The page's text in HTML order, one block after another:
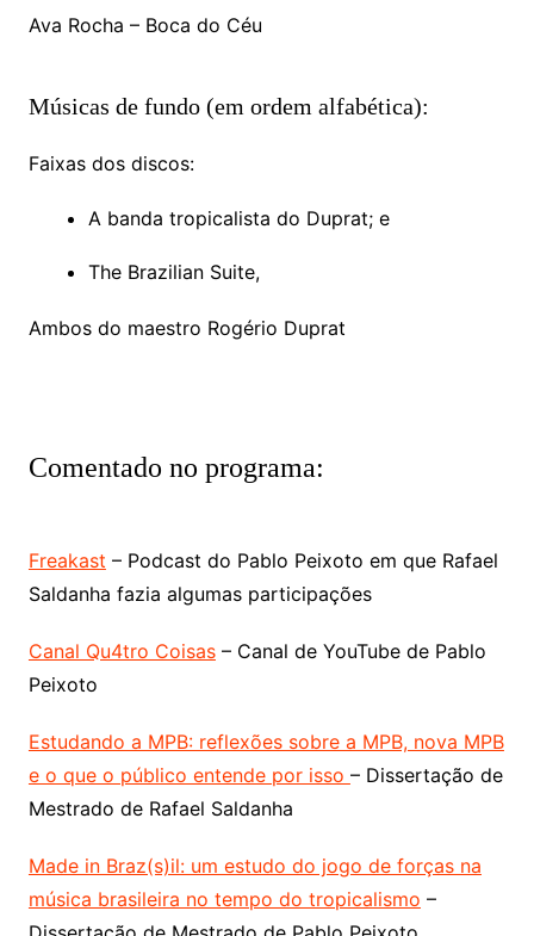
Ava Rocha – Boca do Céu
Músicas de fundo (em ordem alfabética):
Faixas dos discos:
A banda tropicalista do Duprat; e
The Brazilian Suite,
Ambos do maestro Rogério Duprat
Comentado no programa:
Freakast – Podcast do Pablo Peixoto em que Rafael
Saldanha fazia algumas participações
Canal Qu4tro Coisas– Canal de YouTube de Pablo
Peixoto
Estudando a MPB: reflexões sobre a MPB, nova MPB
e o que o público entende por isso – Dissertação de
Mestrado de Rafael Saldanha
Made in Braz(s)il: um estudo do jogo de forças na
música brasileira no tempo do tropicalismo –